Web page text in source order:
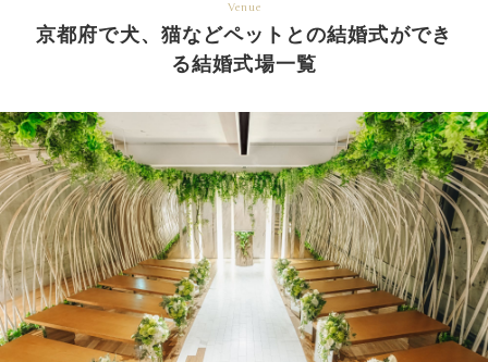
Venue
京都府で犬、猫などペットとの結婚式ができ
る結婚式場一覧